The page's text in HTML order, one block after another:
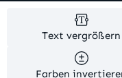
Alle Preise
Text vergrößern
Farben